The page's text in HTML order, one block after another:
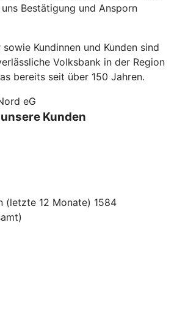
Bestätigung und Ansporn
Kundinnen und Kunden sind
Volksbank in der Region
bereits seit über 150 Jahren.
eG
Kunden
(letzte 12 Monate) 1584